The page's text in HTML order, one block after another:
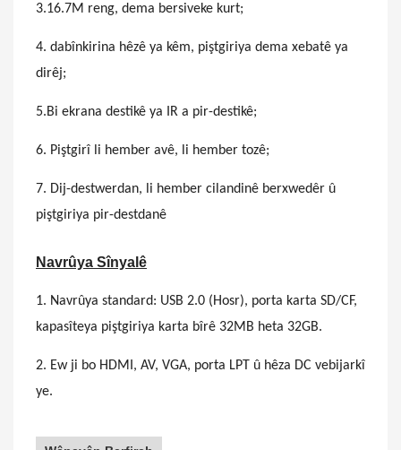
3.16.7M reng, dema bersiveke kurt;
4. dabînkirina hêzê ya kêm, piştgiriya dema xebatê ya
dirêj;
5.Bi ekrana destikê ya IR a pir-destikê;
6. Piştgirî li hember avê, li hember tozê;
7. Dij-destwerdan, li hember cilandinê berxwedêr û
piştgiriya pir-destdanê
Navrûya Sînyalê
1. Navrûya standard: USB 2.0 (Hosr), porta karta SD/CF,
kapasîteya piştgiriya karta bîrê 32MB heta 32GB.
2. Ew ji bo HDMI, AV, VGA, porta LPT û hêza DC vebijarkî
ye.